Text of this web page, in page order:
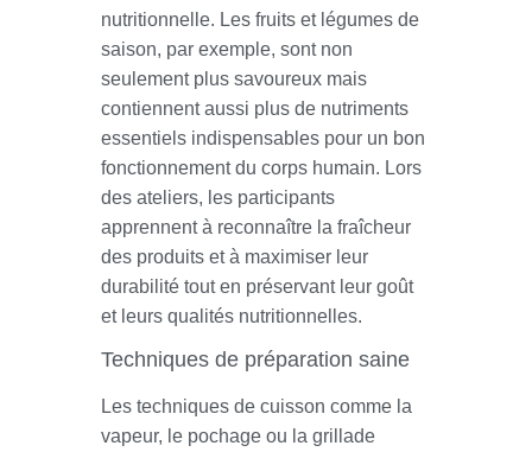
nutritionnelle. Les fruits et légumes de
saison, par exemple, sont non
seulement plus savoureux mais
contiennent aussi plus de nutriments
essentiels indispensables pour un bon
fonctionnement du corps humain. Lors
des ateliers, les participants
apprennent à reconnaître la fraîcheur
des produits et à maximiser leur
durabilité tout en préservant leur goût
et leurs qualités nutritionnelles.
Techniques de préparation saine
Les techniques de cuisson comme la
vapeur, le pochage ou la grillade